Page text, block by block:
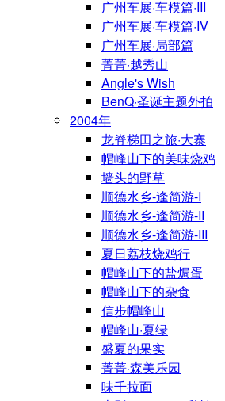
广州车展·车模篇·III
广州车展·车模篇·IV
广州车展·局部篇
菁菁·越秀山
Angle's Wish
BenQ·圣诞主题外拍
2004年
龙脊梯田之旅·大寨
帽峰山下的美味烧鸡
墙头的野草
顺德水乡-逢简游-I
顺德水乡-逢简游-II
顺德水乡-逢简游-III
夏日荔枝烧鸡行
帽峰山下的盐焗蛋
帽峰山下的杂食
信步帽峰山
帽峰山·夏绿
盛夏的果实
菁菁·森美乐园
味千拉面